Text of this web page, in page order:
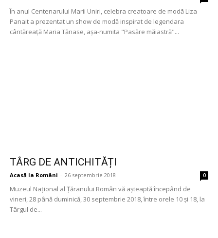
În anul Centenarului Marii Uniri, celebra creatoare de modă Liza
Panait a prezentat un show de modă inspirat de legendara
cântăreaţă Maria Tănase, aşa-numita "Pasăre măiastră"...
TÂRG DE ANTICHITĂȚI
Acasă la Români - 26 septembrie 2018 0
Muzeul Național al Țăranului Român vă așteaptă începând de
vineri, 28 până duminică, 30 septembrie 2018, între orele 10 și 18, la
Târgul de...